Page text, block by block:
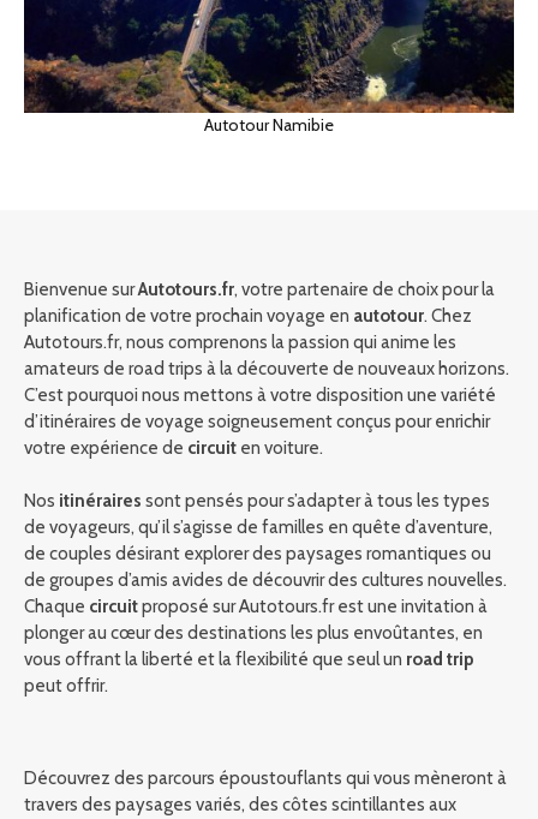
Autotour Namibie
Bienvenue surAutotours.fr, votre partenaire de choix pour la
planification de votre prochain voyage en autotour. Chez
Autotours.fr, nous comprenons la passion qui anime les
amateurs de road trips à la découverte de nouveaux horizons.
C’est pourquoi nous mettons à votre disposition une variété
d’itinéraires de voyage soigneusement conçus pour enrichir
votre expérience de circuit en voiture.
Nos itinéraires sont pensés pour s’adapter à tous les types
de voyageurs, qu’il s’agisse de familles en quête d’aventure,
de couples désirant explorer des paysages romantiques ou
de groupes d’amis avides de découvrir des cultures nouvelles.
Chaque circuitproposé sur Autotours.fr est une invitation à
plonger au cœur des destinations les plus envoûtantes, en
vous offrant la liberté et la flexibilité que seul un road trip
peut offrir.
Découvrez des parcours époustouflants qui vous mèneront à
travers des paysages variés, des côtes scintillantes aux